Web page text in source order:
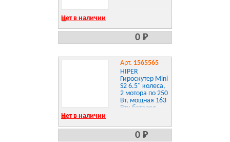
Нет в наличии
0 Р
Арт. 1565565
HIPER
Гироскутер Mini
S2 6.5" колеса,
2 мотора по 250
Вт, мощная 163
Втч батарея,
Нет в наличии
0 Р